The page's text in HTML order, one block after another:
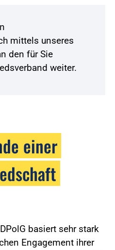
mittels unseres
den für Sie
weiter.
einer
basiert sehr stark
Engagement ihrer